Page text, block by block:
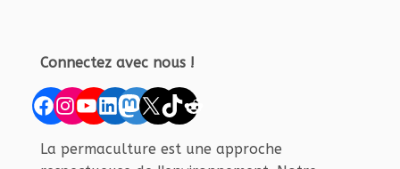
Connectez avec nous !
Facebook
Instagram
YouTube
LinkedIn
Mastodon
X TikTok
Reddit
La permaculture est une approche